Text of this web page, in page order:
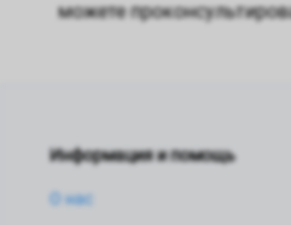
можете
Информация и помощь
О нас